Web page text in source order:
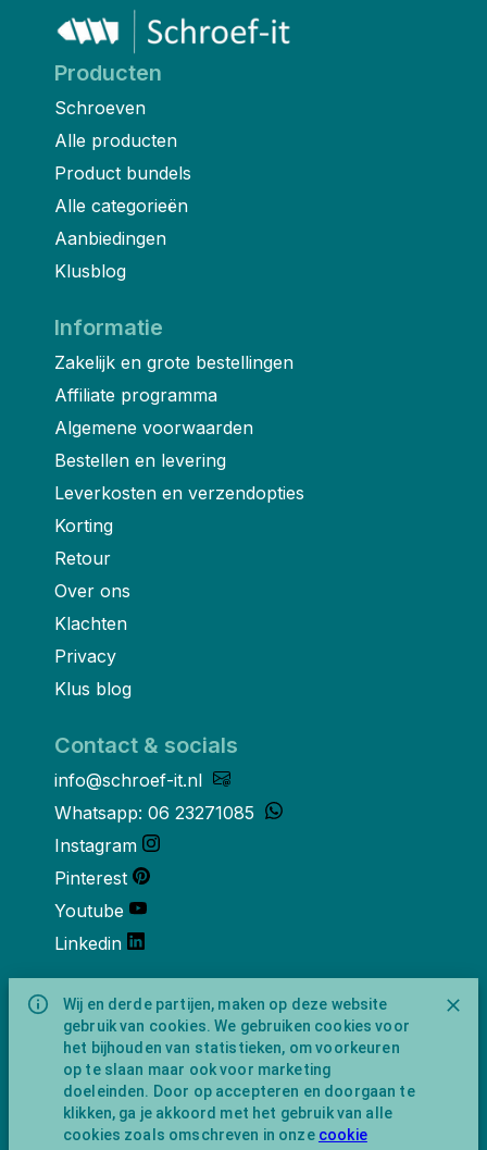
Wij en derde partijen, maken op deze website
gebruik van cookies. We gebruiken cookies voor
het bijhouden van statistieken, om voorkeuren
op te slaan maar ook voor marketing
doeleinden. Door op accepteren en doorgaan te
klikken, ga je akkoord met het gebruik van alle
cookies zoals omschreven in onze cookie
Producten
Schroeven
Alle producten
Product bundels
Alle categorieën
Aanbiedingen
Klusblog
Informatie
Zakelijk en grote bestellingen
Affiliate programma
Algemene voorwaarden
Bestellen en levering
Leverkosten en verzendopties
Korting
Retour
Over ons
Klachten
Privacy
Klus blog
Contact & socials
info@schroef-it.nl
Whatsapp: 06 23271085
Instagram
Pinterest
Youtube
Linkedin
Over ons
Schroef-it is een handelsnaam van
NewFeather B.V. geregisteerd onder KVK
nummer 91702593 met BTW-
identificatienummer NL865743009B01.
Postadres Amsterdamseweg 91 1422 AC